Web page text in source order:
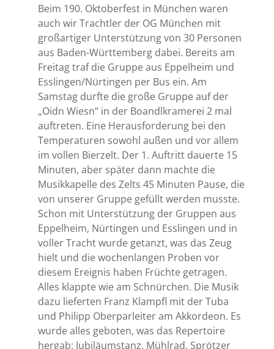
Beim 190. Oktoberfest in München waren
auch wir Trachtler der OG München mit
großartiger Unterstützung von 30 Personen
aus Baden-Württemberg dabei. Bereits am
Freitag traf die Gruppe aus Eppelheim und
Esslingen/Nürtingen per Bus ein. Am
Samstag durfte die große Gruppe auf der
„Oidn Wiesn“ in der Boandlkramerei 2 mal
auftreten. Eine Herausforderung bei den
Temperaturen sowohl außen und vor allem
im vollen Bierzelt. Der 1. Auftritt dauerte 15
Minuten, aber später dann machte die
Musikkapelle des Zelts 45 Minuten Pause, die
von unserer Gruppe gefüllt werden musste.
Schon mit Unterstützung der Gruppen aus
Eppelheim, Nürtingen und Esslingen und in
voller Tracht wurde getanzt, was das Zeug
hielt und die wochenlangen Proben vor
diesem Ereignis haben Früchte getragen.
Alles klappte wie am Schnürchen. Die Musik
dazu lieferten Franz Klampfl mit der Tuba
und Philipp Oberparleiter am Akkordeon. Es
wurde alles geboten, was das Repertoire
hergab: Jubiläumstanz, Mühlrad, Sprötzer